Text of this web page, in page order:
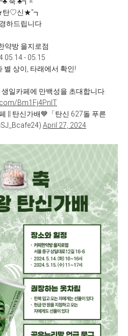
탄♡신★"┓
하드립니다
약방 을지로점
- 05.15
별 상이, 타래에서 확인!
일카페에 만백성을 초대합니다.
Bm1Fj4PnIT
|| 탄신가배💙「탄신 627돌 푸른
April 27, 2024